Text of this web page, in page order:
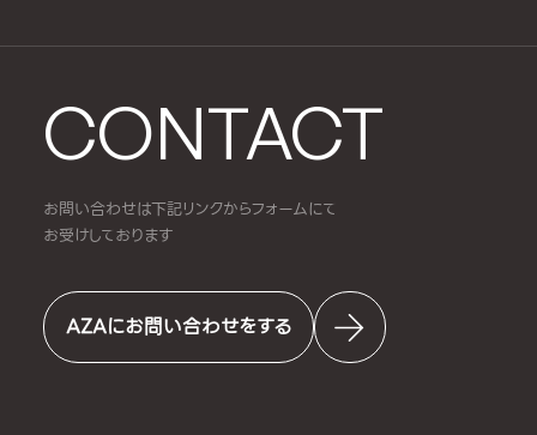
CONTACT
お問い合わせは下記リンクからフォームにて
お受けしております
AZAにお問い合わせをする